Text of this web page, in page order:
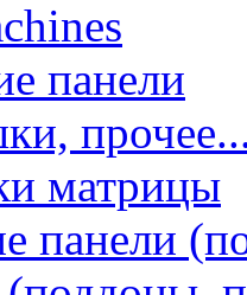
панели
матрицы
панели